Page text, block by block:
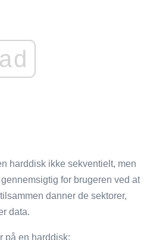
ad
harddisk ikke sekventielt, men
for brugeren ved at
danner de sektorer,
data.
på en harddisk: